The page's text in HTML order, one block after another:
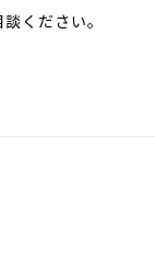
ください。